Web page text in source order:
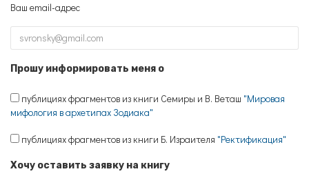
Ваш email-адрес
Прошу информировать меня о
публициях фрагментов из книги Семиры и В. Веташ "Мировая
мифология в архетипах Зодиака"
публициях фрагментов из книги Б. Израителя "Ректификация"
Хочу оставить заявку на книгу